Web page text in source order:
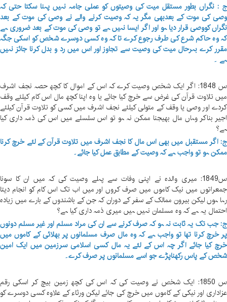
ج : نگراں بطور مستقل میت کی وصیتوں کو عملی جامہ نہیں پہنا سکتا حتی کہ
وصی کی موت کے بعدبھی مگر یہ کہ وصیت کرنے والے نے وصی کی موت کے بعد
نگراں کووصی قرار دیا ہو اور اگر ایسا نہیں ہے تو وصی کی موت کے بعد ضروری ہے
کہ وہ حاکم شرع کی طرف رجوع کرے تا کہ وہ کسی دوسرے شخص کو اسکی جگہ
مقرر کرے بہرحال میت کی وصیت سے تجاوز اور اس میں رد و بدل کرنا جائز نہیں
ہے ۔
س 1848: اگر ایک شخص وصیت کرے کہ اس کے اموال کا کچھ حصہ نجف اشرف
میں تلاوت قرآن کی غرض سے خرچ کیا جائے یا وہ اپنا کچھ مال اس کام کیلئے وقف
کردے اور وصی یا وقف کے متولی کیلئے نجف اشرف میں کسی کو تلاوت قرآن کیلئے
اجیر بناکر وہاں مال بھیجنا ممکن نہ ہو تو اس سلسلے میں اس کی ذمہ داری کیا
ہے؟
ج: اگر مستقبل میں بھی اس مال کا نجف اشرف میں تلاوت قرآن کے لئے خرچ کرنا
ممکن ہو تو واجب ہے کہ وصیت کے مطابق عمل کیا جائے۔
س1849: میری والدہ نے اپنی وفات سے پہلے وصیت کی کہ میں ان کا سونا
جمعراتوں میں نیک کاموں میں صرف کروں اور میں اب تک اس کام کو انجام دیتا
رہا ہوں لیکن بیرون ممالک کے سفر کے دوران کہ جن کے باشندوں کے بارے میں زیادہ
احتمال یہ ہے کہ وہ مسلمان نہیں ہیں میری ذمہ داری کیا ہے؟
ج: جب تک یہ ثابت نہ ہو کہ صرف کرنے سے ان کی مراد مسلم اور غیر مسلم دونوں
پر خرچ کرنا تھا تو واجب ہے کہ وہ مال صرف مسلمانوں پر بھلائی کے کاموں میں
خرچ کیا جائے اگر چہ اس کے لئے یہ مال کسی اسلامی سرزمین میں ایک امین
شخص کے پاس رکھناپڑے جو اسے مسلمانوں پر صرف کرے۔
س 1850: ایک شخص نے وصیت کی کہ اس کی کچھ زمین بیچ کر اسکی رقم
عزاداری اور نیکی کے کاموں میں خرچ کی جائے لیکن ورثاء کے علاوہ کسی دوسرے کو